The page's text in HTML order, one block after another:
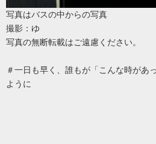
写真はバスの中からの写真
撮影：ゆ
写真の無断転載はご遠慮ください。
＃一日も早く、誰もが「こんな時があ
ように